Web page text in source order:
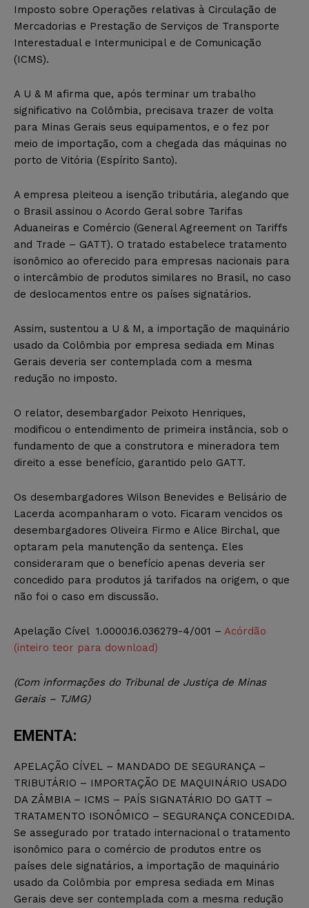
Imposto sobre Operações relativas à Circulação de
Mercadorias e Prestação de Serviços de Transporte
Interestadual e Intermunicipal e de Comunicação
(ICMS).
A U & M afirma que, após terminar um trabalho
significativo na Colômbia, precisava trazer de volta
para Minas Gerais seus equipamentos, e o fez por
meio de importação, com a chegada das máquinas no
porto de Vitória (Espírito Santo).
A empresa pleiteou a isenção tributária, alegando que
o Brasil assinou o Acordo Geral sobre Tarifas
Aduaneiras e Comércio (General Agreement on Tariffs
and Trade – GATT). O tratado estabelece tratamento
isonômico ao oferecido para empresas nacionais para
o intercâmbio de produtos similares no Brasil, no caso
de deslocamentos entre os países signatários.
Assim, sustentou a U & M, a importação de maquinário
usado da Colômbia por empresa sediada em Minas
Gerais deveria ser contemplada com a mesma
redução no imposto.
O relator, desembargador Peixoto Henriques,
modificou o entendimento de primeira instância, sob o
fundamento de que a construtora e mineradora tem
direito a esse benefício, garantido pelo GATT.
Os desembargadores Wilson Benevides e Belisário de
Lacerda acompanharam o voto. Ficaram vencidos os
desembargadores Oliveira Firmo e Alice Birchal, que
optaram pela manutenção da sentença. Eles
consideraram que o benefício apenas deveria ser
concedido para produtos já tarifados na origem, o que
não foi o caso em discussão.
Apelação Cível 1.0000.16.036279-4/001 – Acórdão
(inteiro teor para download)
(Com informações do Tribunal de Justiça de Minas
Gerais – TJMG)
EMENTA:
APELAÇÃO CÍVEL – MANDADO DE SEGURANÇA –
TRIBUTÁRIO – IMPORTAÇÃO DE MAQUINÁRIO USADO
DA ZÂMBIA – ICMS – PAÍS SIGNATÁRIO DO GATT –
TRATAMENTO ISONÔMICO – SEGURANÇA CONCEDIDA.
Se assegurado por tratado internacional o tratamento
isonômico para o comércio de produtos entre os
países dele signatários, a importação de maquinário
usado da Colômbia por empresa sediada em Minas
Gerais deve ser contemplada com a mesma redução